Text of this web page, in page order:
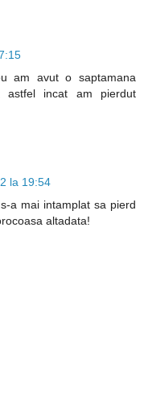
am avut o saptamana
astfel incat am pierdut
la 19:54
a mai intamplat sa pierd
altadata!